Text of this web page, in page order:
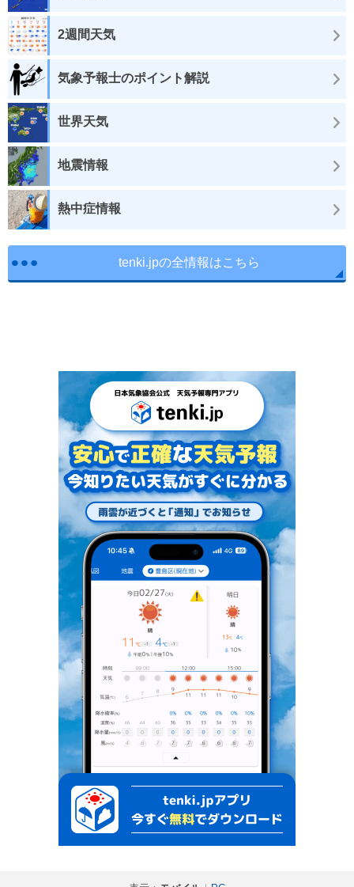
2週間天気
気象予報士のポイント解説
世界天気
地震情報
熱中症情報
tenki.jpの全情報はこちら